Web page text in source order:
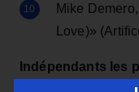
Mike
Love)»
Indépendants les